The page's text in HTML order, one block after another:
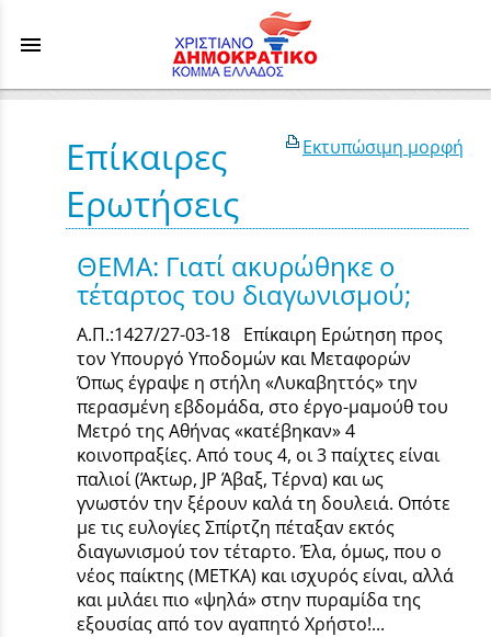
menu
Εκτυπώσιμη μορφή
Επίκαιρες
Ερωτήσεις
ΘΕΜΑ: Γιατί ακυρώθηκε ο
τέταρτος του διαγωνισμού;
Α.Π.:1427/27-03-18 Επίκαιρη Ερώτηση προς
τον Υπουργό Υποδομών και Μεταφορών
Όπως έγραψε η στήλη «Λυκαβηττός» την
περασμένη εβδομάδα, στο έργο-μαμούθ του
Μετρό της Αθήνας «κατέβηκαν» 4
κοινοπραξίες. Από τους 4, οι 3 παίχτες είναι
παλιοί (Άκτωρ, JP Άβαξ, Τέρνα) και ως
γνωστόν την ξέρουν καλά τη δουλειά. Οπότε
με τις ευλογίες Σπίρτζη πέταξαν εκτός
διαγωνισμού τον τέταρτο. Έλα, όμως, που ο
νέος παίκτης (ΜΕΤΚΑ) και ισχυρός είναι, αλλά
και μιλάει πιο «ψηλά» στην πυραμίδα της
εξουσίας από τον αγαπητό Χρήστο!...